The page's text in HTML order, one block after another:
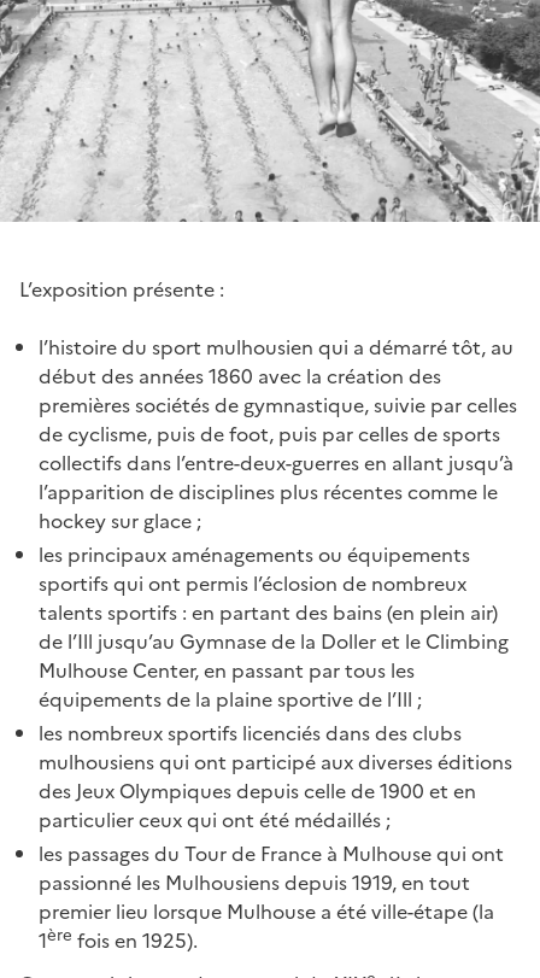
L’exposition présente :
l’histoire du sport mulhousien qui a démarré tôt, au
début des années 1860 avec la création des
premières sociétés de gymnastique, suivie par celles
de cyclisme, puis de foot, puis par celles de sports
collectifs dans l’entre-deux-guerres en allant jusqu’à
l’apparition de disciplines plus récentes comme le
hockey sur glace ;
les principaux aménagements ou équipements
sportifs qui ont permis l’éclosion de nombreux
talents sportifs : en partant des bains (en plein air)
de l’Ill jusqu’au Gymnase de la Doller et le Climbing
Mulhouse Center, en passant par tous les
équipements de la plaine sportive de l’Ill ;
les nombreux sportifs licenciés dans des clubs
mulhousiens qui ont participé aux diverses éditions
des Jeux Olympiques depuis celle de 1900 et en
particulier ceux qui ont été médaillés ;
les passages du Tour de France à Mulhouse qui ont
passionné les Mulhousiens depuis 1919, en tout
premier lieu lorsque Mulhouse a été ville-étape (la
1ère fois en 1925).